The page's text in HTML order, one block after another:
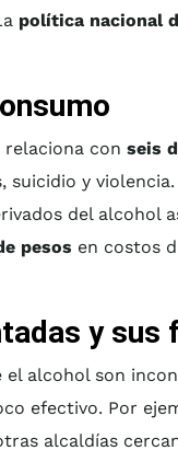
política nacional
relaciona con seis
suicidio y
del alcohol
pesos en costos
y sus
alcohol son
efectivo. Por
alcaldías